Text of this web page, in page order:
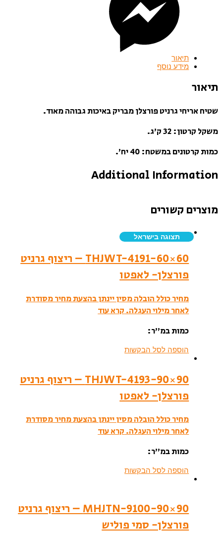
תיאור
מידע נוסף
תיאור
שטיח אריחי גרניט פורצלן מבריק באיכות גבוהה מאוד.
משקל קרטון: 32 ק’ג.
כמות קרטונים במשטח: 40 יח’.
Additional Information
מוצרים קשורים
תצוגה בישראל
THJWT-4191-60×60 – ריצוף גרניט
פורצלן- לאפטו
מחיר כולל הובלה מסין יינתן בהצעת מחיר מסודרת
לאחר מילוי העגלה.קרא עוד
כמות במ”ר:
הוספה לסל הבקשות
THJWT-4193-90×90 – ריצוף גרניט
פורצלן- לאפטו
מחיר כולל הובלה מסין יינתן בהצעת מחיר מסודרת
לאחר מילוי העגלה.קרא עוד
כמות במ”ר:
הוספה לסל הבקשות
MHJTN-9100-90×90 – ריצוף גרניט
פורצלן- סמי פוליש